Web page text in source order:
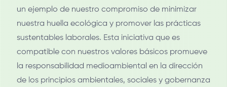
un ejemplo de nuestro compromiso de minimizar
nuestra huella ecológica y promover las prácticas
sustentables laborales. Esta iniciativa que es
compatible con nuestros valores básicos promueve
la responsabilidad medioambiental en la dirección
de los principios ambientales, sociales y gobernanza